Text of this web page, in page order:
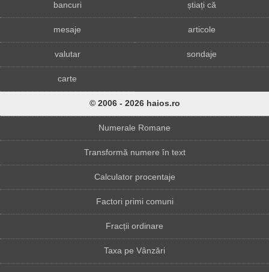
bancuri știați că
mesaje articole
valutar sondaje
carte
© 2006 - 2026 haios.ro
Numerale Romane
Transformă numere în text
Calculator procentaje
Factori primi comuni
Fracții ordinare
Taxa pe Vânzări